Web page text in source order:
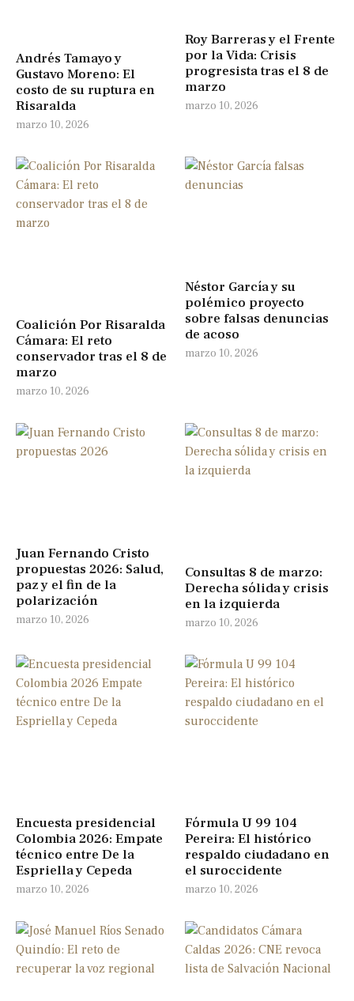
Andrés Tamayo y
Gustavo Moreno: El
costo de su ruptura en
Risaralda
marzo 10, 2026
Roy Barreras y el Frente
por la Vida: Crisis
progresista tras el 8 de
marzo
marzo 10, 2026
Coalición Por Risaralda
Cámara: El reto
conservador tras el 8 de
marzo
marzo 10, 2026
Néstor García y su
polémico proyecto
sobre falsas denuncias
de acoso
marzo 10, 2026
Juan Fernando Cristo
propuestas 2026: Salud,
paz y el fin de la
polarización
marzo 10, 2026
Consultas 8 de marzo:
Derecha sólida y crisis
en la izquierda
marzo 10, 2026
Encuesta presidencial
Colombia 2026: Empate
técnico entre De la
Espriella y Cepeda
marzo 10, 2026
Fórmula U 99 104
Pereira: El histórico
respaldo ciudadano en
el suroccidente
marzo 10, 2026